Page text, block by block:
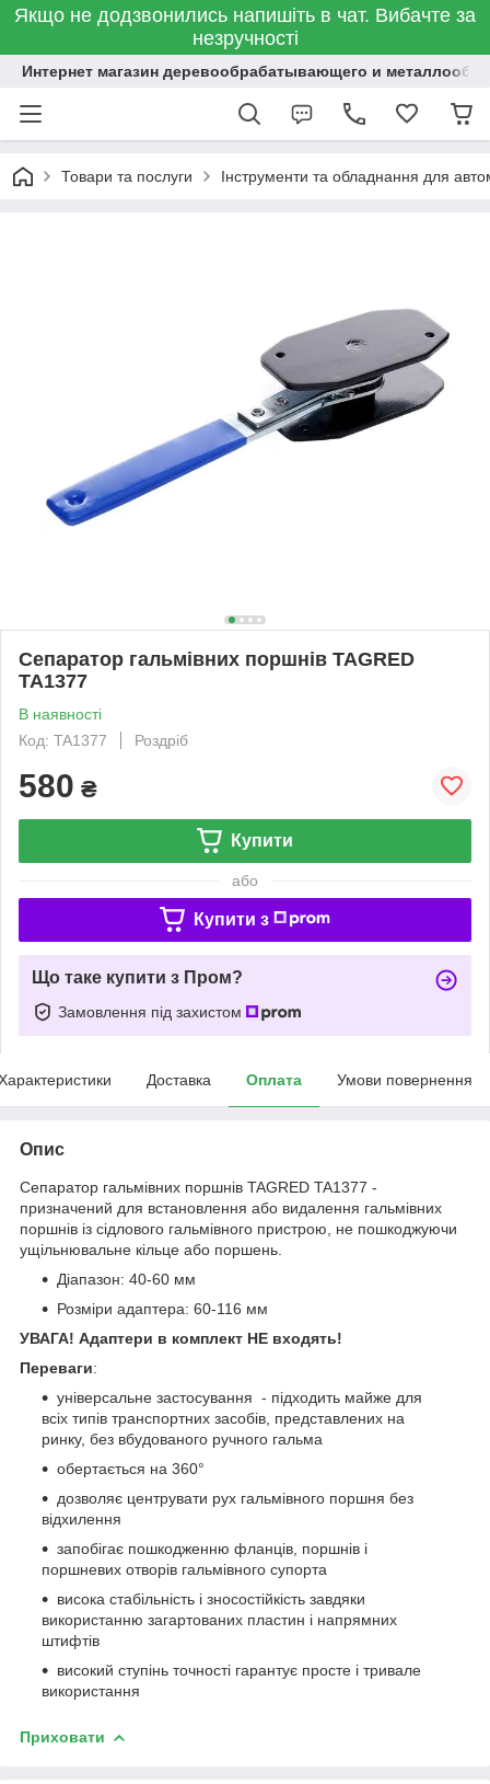
Якщо не додзвонились напишіть в чат. Вибачте за
незручності
Интернет магазин деревообрабатывающего и
Товари та послуги Інструменти та обладнання для
Сепаратор гальмівних поршнів TAGRED
TA1377
В наявності
Код: TA1377
Роздріб
580 ₴
Купити
або
Купити з
Що таке купити з Пром?
Замовлення під захистом
Доставка Оплата Умови повернення
Опис
Сепаратор гальмівних поршнів TAGRED TA1377 -
призначений для встановлення або видалення гальмівних
поршнів із сідлового гальмівного пристрою, не пошкоджуючи
ущільнювальне кільце або поршень.
Діапазон: 40-60 мм
Розміри адаптера: 60-116 мм
УВАГА! Адаптери в комплект НЕ входять!
Переваги:
універсальне застосування - підходить майже для
всіх типів транспортних засобів, представлених на
ринку, без вбудованого ручного гальма
обертається на 360°
дозволяє центрувати рух гальмівного поршня без
відхилення
запобігає пошкодженню фланців, поршнів і
поршневих отворів гальмівного супорта
висока стабільність і зносостійкість завдяки
використанню загартованих пластин і напрямних
штифтів
високий ступінь точності гарантує просте і тривале
використання
Приховати